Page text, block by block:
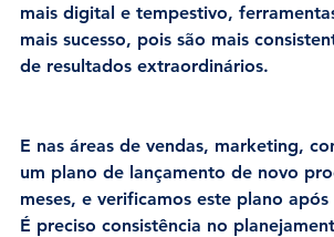
mais digital e tempestivo,
mais sucesso, pois são mais
de resultados extraordinários.
E nas áreas de vendas, marketing,
um plano de lançamento de novo
meses, e verificamos este plano
É preciso consistência no